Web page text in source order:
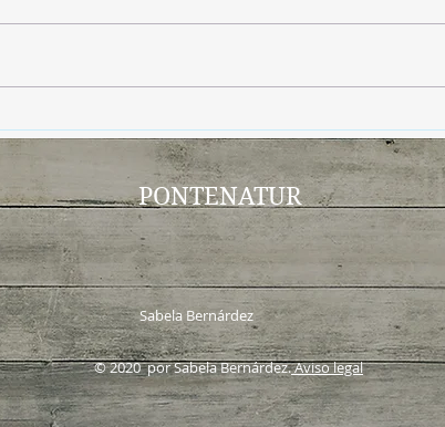
pesticidas
PONTENATUR
Sabela Bernárdez
© 2020 por Sabela Bernárdez.Aviso legal